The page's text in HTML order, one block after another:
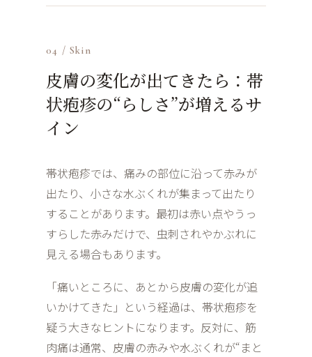
04 / Skin
皮膚の変化が出てきたら：帯
状疱疹の“らしさ”が増えるサ
イン
帯状疱疹では、痛みの部位に沿って赤みが
出たり、小さな水ぶくれが集まって出たり
することがあります。最初は赤い点やうっ
すらした赤みだけで、虫刺されやかぶれに
見える場合もあります。
「痛いところに、あとから皮膚の変化が追
いかけてきた」という経過は、帯状疱疹を
疑う大きなヒントになります。反対に、筋
肉痛は通常、皮膚の赤みや水ぶくれが“まと